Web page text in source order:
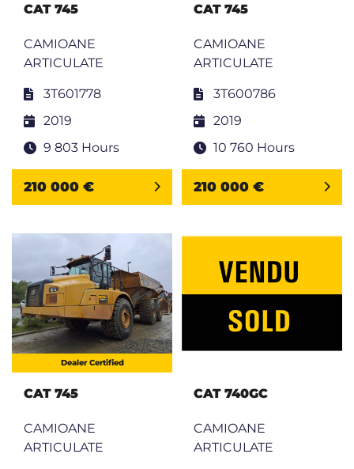
CAT 745
CAMIOANE
ARTICULATE
3T601778
2019
9 803 Hours
210 000 €
CAT 745
CAMIOANE
ARTICULATE
3T600786
2019
10 760 Hours
210 000 €
Dealer Certified
CAT 745
CAMIOANE
ARTICULATE
CAT 740GC
CAMIOANE
ARTICULATE